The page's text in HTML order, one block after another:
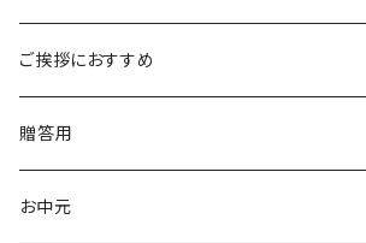
ご挨拶におすすめ
贈答用
お中元